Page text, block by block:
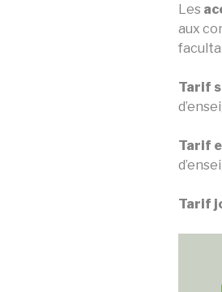
Les
aux
Tarif
Tarif
Tarif